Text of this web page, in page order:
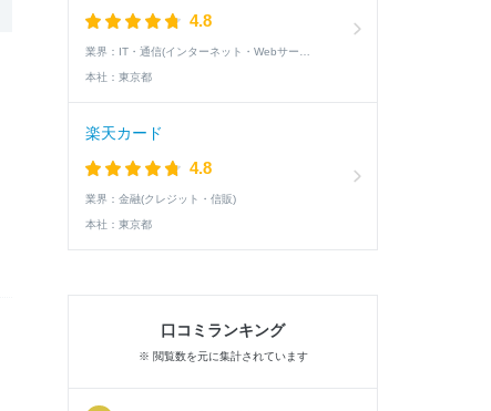
4.8
業界：
本社： 東京都
楽天カード
4.8
業界： 金融(クレジット・信販)
本社： 東京都
口コミランキング
※ 閲覧数を元に集計されています